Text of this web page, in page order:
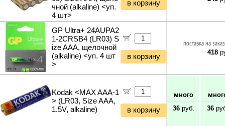
чной (alkaline) <уп.
4 шт>
в корзину
GP Ultra+ 24AUPA2
1-2CRSB4 (LR03) S
ize AAA, щелочной
(alkaline) <уп. 4 шт
>
в корзину
поставка на
418
Kodak <MAX AAA-1
> (LR03, Size AAA,
1.5V, alkaline)
в корзину
много
36руб.
36